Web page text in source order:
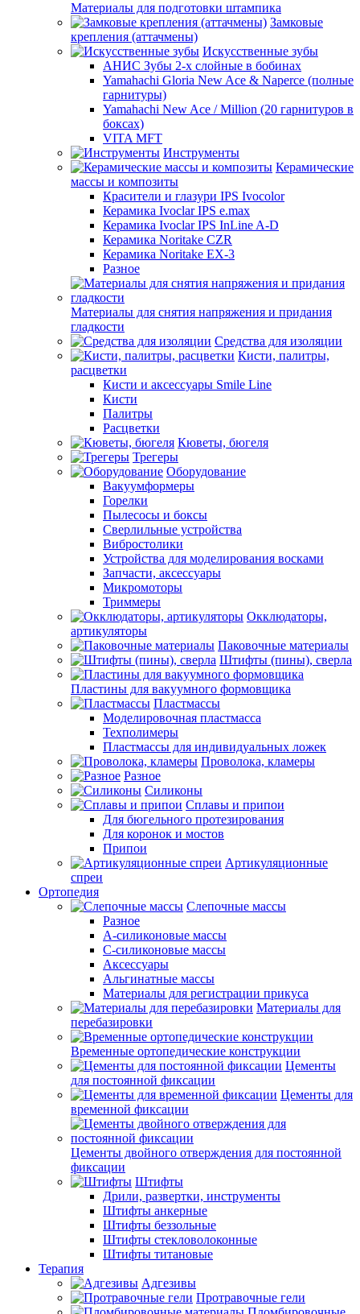
Материалы для подготовки штампика
Замковые
крепления (аттачмены)
Искусственные зубы
АНИС Зубы 2-х слойные в бобинах
Yamahachi Gloria New Ace & Naperce (полные
гарнитуры)
Yamahachi New Ace / Million (20 гарнитуров в
боксах)
VITA MFT
Инструменты
Керамические
массы и композиты
Красители и глазури IPS Ivocolor
Керамика Ivoclar IPS e.max
Керамика Ivoclar IPS InLine A-D
Керамика Noritake CZR
Керамика Noritake EX-3
Разное
Материалы для снятия напряжения и придания
гладкости
Средства для изоляции
Кисти, палитры,
расцветки
Кисти и аксессуары Smile Line
Кисти
Палитры
Расцветки
Кюветы, бюгеля
Трегеры
Оборудование
Вакуумформеры
Горелки
Пылесосы и боксы
Сверлильные устройства
Вибростолики
Устройства для моделирования восками
Запчасти, аксессуары
Микромоторы
Триммеры
Окклюдаторы,
артикуляторы
Паковочные материалы
Штифты (пины), сверла
Пластины для вакуумного формовщика
Пластмассы
Моделировочная пластмасса
Техполимеры
Пластмассы для индивидуальных ложек
Проволока, кламеры
Разное
Силиконы
Сплавы и припои
Для бюгельного протезирования
Для коронок и мостов
Припои
Артикуляционные
спреи
Ортопедия
Слепочные массы
Разное
А-силиконовые массы
С-силиконовые массы
Аксессуары
Альгинатные массы
Материалы для регистрации прикуса
Материалы для
перебазировки
Временные ортопедические конструкции
Цементы
для постоянной фиксации
Цементы для
временной фиксации
Цементы двойного отверждения для постоянной
фиксации
Штифты
Дрили, развертки, инструменты
Штифты анкерные
Штифты беззольные
Штифты стекловолоконные
Штифты титановые
Терапия
Адгезивы
Протравочные гели